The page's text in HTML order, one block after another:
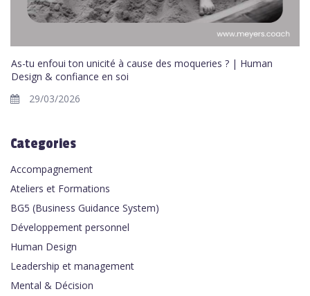
As-tu enfoui ton unicité à cause des moqueries ? | Human
Design & confiance en soi
29/03/2026
Categories
Accompagnement
Ateliers et Formations
BG5 (Business Guidance System)
Développement personnel
Human Design
Leadership et management
Mental & Décision